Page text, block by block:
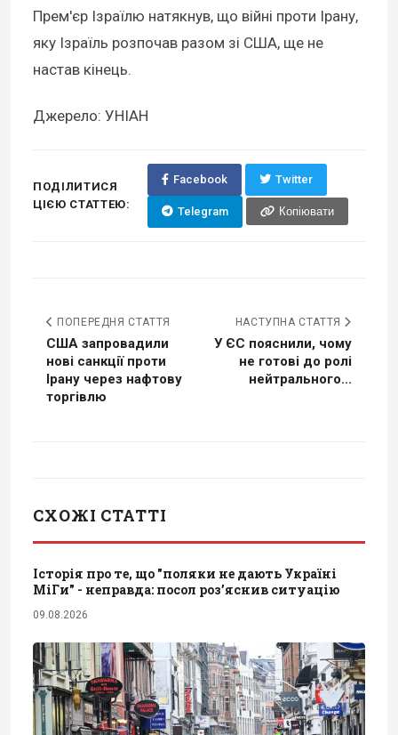
Прем'єр Ізраїлю натякнув, що війні проти Ірану,
яку Ізраїль розпочав разом зі США, ще не
настав кінець.
Джерело: УНІАН
ПОДІЛИТИСЯ
ЦІЄЮ СТАТТЕЮ:
Facebook Twitter
Telegram Копіювати
ПОПЕРЕДНЯ СТАТТЯ
США запровадили
нові санкції проти
Ірану через нафтову
торгівлю
НАСТУПНА СТАТТЯ
У ЄС пояснили, чому
не готові до ролі
нейтрального...
СХОЖІ СТАТТІ
Історія про те, що "поляки не дають Україні
МіГи" - неправда: посол роз’яснив ситуацію
09.08.2026